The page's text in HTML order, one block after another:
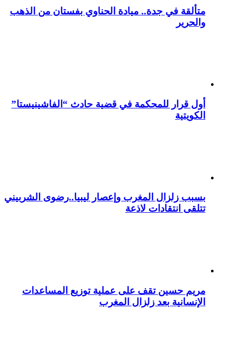
متألقة في جدة.. ميادة الحناوي بفستان من الذهب
والحرير
أول قرار للمحكمة في قضية حادث “الفاشينيستا”
الكويتية
بسبب زلزال المغرب وإعصار ليبيا..رضوى الشربيني
تتلقى انتقادات لاذعة
مريم حسين تقف على عملية توزيع المساعدات
الإنسانية بعد زلزال المغرب